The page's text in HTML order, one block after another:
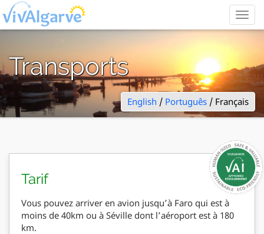
Transports
English / Português / Français
Tarif
Vous pouvez arriver en avion jusqu’à Faro qui est à
moins de 40km ou à Séville dont l’aéroport est à 180
km.